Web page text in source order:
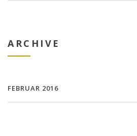
ARCHIVE
FEBRUAR 2016